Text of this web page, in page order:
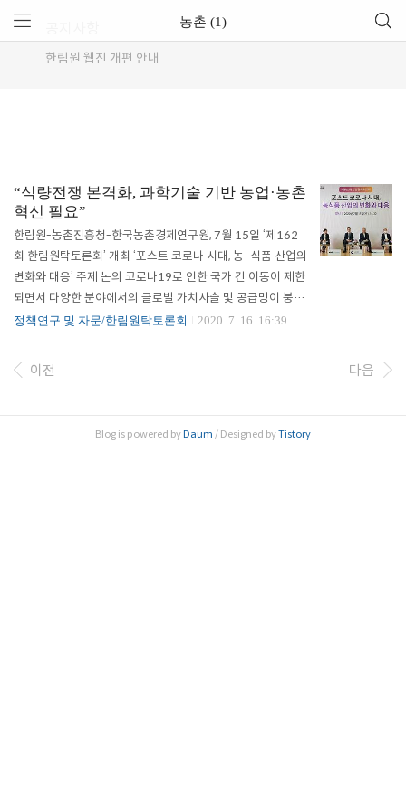
한림원 웹진 개편 안내
농촌 (1)
“식량전쟁 본격화, 과학기술 기반 농업·농촌
혁신 필요”
한림원-농촌진흥청-한국농촌경제연구원, 7월 15일 ‘제162
회 한림원탁토론회’ 개최 ‘포스트 코로나 시대, 농·식품 산업의
변화와 대응’ 주제 논의 코로나19로 인한 국가 간 이동이 제한
되면서 다양한 분야에서의 글로벌 가치사슬 및 공급망이 붕괴
될 수 있다는 우려가 현실로 다가오고 있다. 이미 각국에서 곡
글로벌 식량 전쟁의 가속화를 예견하며 대안 마련의 시급성에
대해 이야기하고 있다. 이에 한국과학기술한림원(원장 한민
주제로 7월 15일 ‘제162회 한림원탁토론회’를 온라인으로 개
정책연구 및 자문/한림원탁토론회 2020. 7. 16. 16:39
이전 다음
Blog is powered byDaum / Designed byTistory